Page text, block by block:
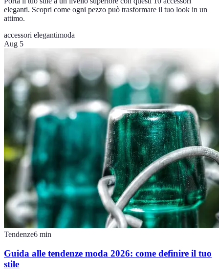
eleganti. Scopri come ogni pezzo può trasformare il tuo look in un
attimo.
accessori elegantimoda
Aug 5
Tendenze6 min
Guida alle tendenze moda 2026: come definire il tuo
stile